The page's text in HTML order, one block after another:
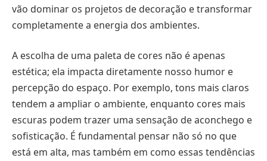
vão dominar os projetos de decoração e transformar
completamente a energia dos ambientes.
A escolha de uma paleta de cores não é apenas
estética; ela impacta diretamente nosso humor e
percepção do espaço. Por exemplo, tons mais claros
tendem a ampliar o ambiente, enquanto cores mais
escuras podem trazer uma sensação de aconchego e
sofisticação. É fundamental pensar não só no que
está em alta, mas também em como essas tendências